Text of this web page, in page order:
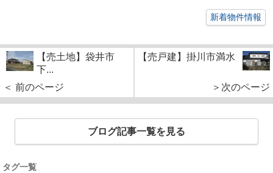
新着物件情報
【売土地】袋井市
下...
＜ 前のページ
【売戸建】掛川市満水
＞次のページ
ブログ記事一覧を見る
タグ一覧